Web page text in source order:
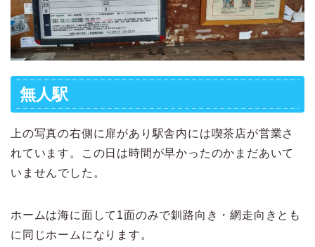
無人駅
上の写真の右側に扉があり駅舎内には喫茶店が営業さ
れています。この日は時間が早かったのかまだあいて
いませんでした。
ホームは海に面して1面のみで釧路向き・網走向きとも
に同じホームになります。